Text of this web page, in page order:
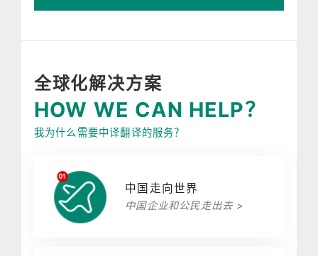
全球化解决方案
HOW WE CAN HELP？
我为什么需要中译翻译的服务？
中国走向世界
中国企业和公民走出去 >